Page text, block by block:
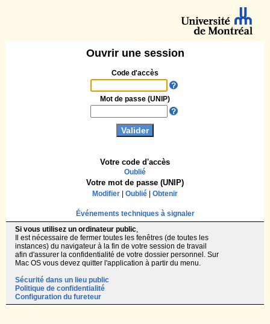
Ouvrir une session
Code d'accès
Votre code d'accès
Oublié
Mot de passe (UNIP)
Votre mot de passe (UNIP)
Modifier Oublié Obtenir
Événements techniques à signaler
Si vous utilisez un ordinateur public,
Il est nécessaire de fermer toutes les fenêtres (de toutes les
instances) du navigateur à la fin de votre session de travail
afin d'assurer la confidentialité de votre dossier personnel. Sur
Mac OS vous devez quitter l'application à partir du menu.
Sécurité dans un lieu public
Politique de confidentialité
Configuration du fureteur